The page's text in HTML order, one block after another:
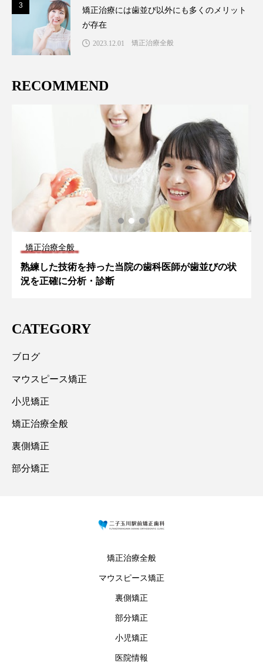
3
矯正治療には歯並び以外にも多くのメリット
が存在
2023.12.01 矯正治療全般
RECOMMEND
矯正治療全般
矯正治療で抜歯が必要なケースとデメリット
CATEGORY
ブログ
マウスピース矯正
小児矯正
矯正治療全般
裏側矯正
部分矯正
矯正治療全般
マウスピース矯正
裏側矯正
部分矯正
小児矯正
医院情報